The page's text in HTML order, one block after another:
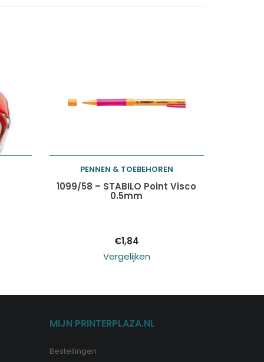
Toevoegen aan
PENNEN & TOEBEHOREN
1099/58 – STABILO Point Visco
0.5mm
€1,84
Vergelijken
MIJN PRINTERPLAZA.NL
Bestellingen